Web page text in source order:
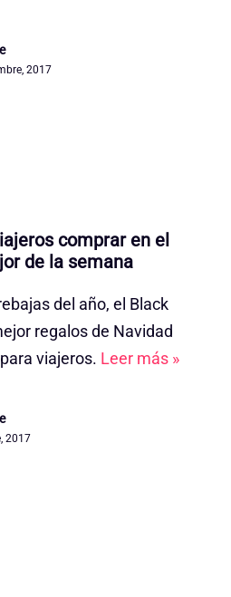
2017
comprar en el
de la semana
del año, el Black
regalos de Navidad
viajeros. Leer más »
2017